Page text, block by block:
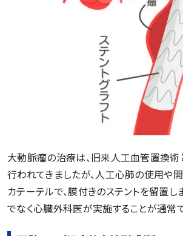
大動脈瘤の治療は、旧来人工血管置換術
行われてきましたが、人工心肺の使用や開
カテーテルで、膜付きのステントを留置し
でなく心臓外科医が実施することが通常で